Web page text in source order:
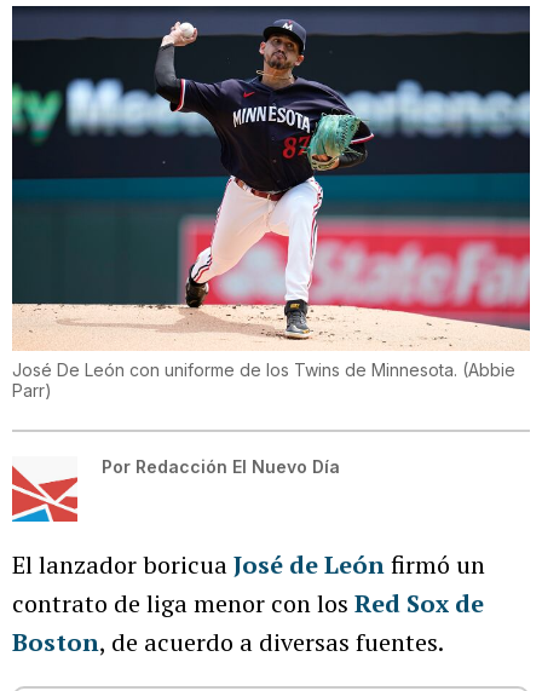
José De León con uniforme de los Twins de Minnesota. (Abbie
Parr)
Por Redacción El Nuevo Día
El lanzador boricuaJosé de Leónfirmó un
contrato de liga menor con los Red Sox de
Boston, de acuerdo a diversas fuentes.